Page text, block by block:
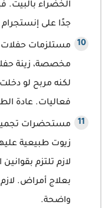
الخضراء بالبيت.
جدًا على إنستجرام
مستلزمات
مخصصة، زينة
لكنه مربح لو
فعاليات. عادة
مستحضرات
زيوت طبيعية
لازم تلتزم
بعلاج أمراض.
واضحة.